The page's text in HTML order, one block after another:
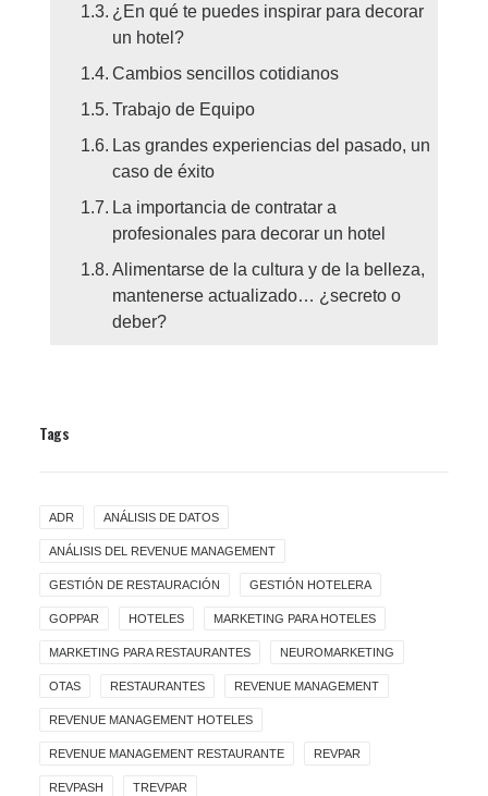
¿En qué te puedes inspirar para decorar
un hotel?
Cambios sencillos cotidianos
Trabajo de Equipo
Las grandes experiencias del pasado, un
caso de éxito
La importancia de contratar a
profesionales para decorar un hotel
Alimentarse de la cultura y de la belleza,
mantenerse actualizado… ¿secreto o
deber?
Tags
ADR ANÁLISIS DE DATOS
ANÁLISIS DEL REVENUE MANAGEMENT
GESTIÓN DE RESTAURACIÓN GESTIÓN HOTELERA
GOPPAR HOTELES MARKETING PARA HOTELES
MARKETING PARA RESTAURANTES NEUROMARKETING
OTAS RESTAURANTES REVENUE MANAGEMENT
REVENUE MANAGEMENT HOTELES
REVENUE MANAGEMENT RESTAURANTE REVPAR
REVPASH TREVPAR